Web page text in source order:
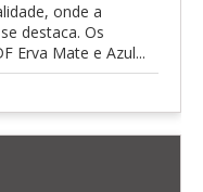
onde a
destaca. Os
Erva Mate e Azul...